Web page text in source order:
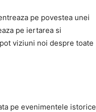
pe povestea unei
pe iertarea si
viziuni noi despre toate
pe evenimentele istorice